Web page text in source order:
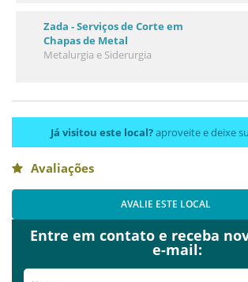
Zada - Serviços de Corte em
Chapas de Metal
Metalurgia e Siderurgia
Já visitou este local?aproveite e deixe
Avaliações
AVALIE ESTE LOCAL
Entre em contato e receba
e-mail: